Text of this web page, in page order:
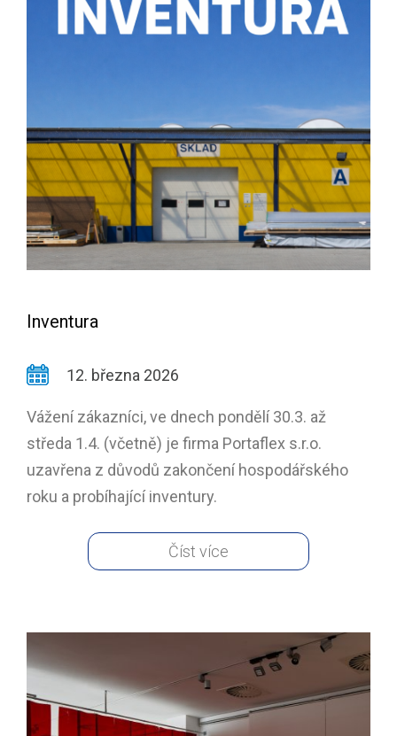
Inventura
12. března 2026
Vážení zákazníci, ve dnech pondělí 30.3. až
středa 1.4. (včetně) je firma Portaflex s.r.o.
uzavřena z důvodů zakončení hospodářského
roku a probíhající inventury.
Číst více